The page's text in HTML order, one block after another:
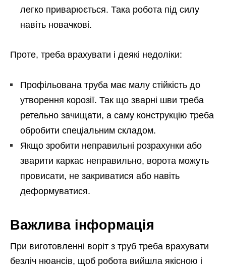
легко приварюється. Така робота під силу
навіть новачкові.
Проте, треба врахувати і деякі недоліки:
Профільована труба має малу стійкість до
утворення корозії. Так що зварні шви треба
ретельно зачищати, а саму конструкцію треба
обробити спеціальним складом.
Якщо зробити неправильні розрахунки або
зварити каркас неправильно, ворота можуть
провисати, не закриватися або навіть
деформуватися.
Важлива інформація
При виготовленні воріт з труб треба врахувати
безліч нюансів, щоб робота вийшла якісною і